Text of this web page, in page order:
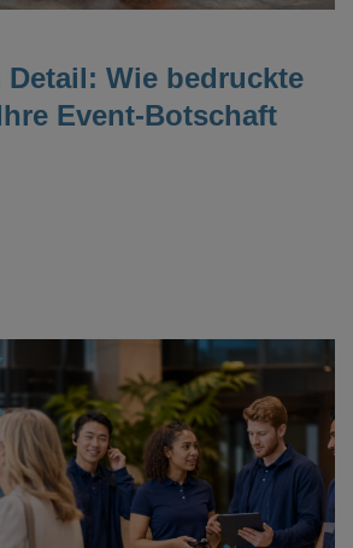
Wie bedruckte
Event-Botschaft
Loading...